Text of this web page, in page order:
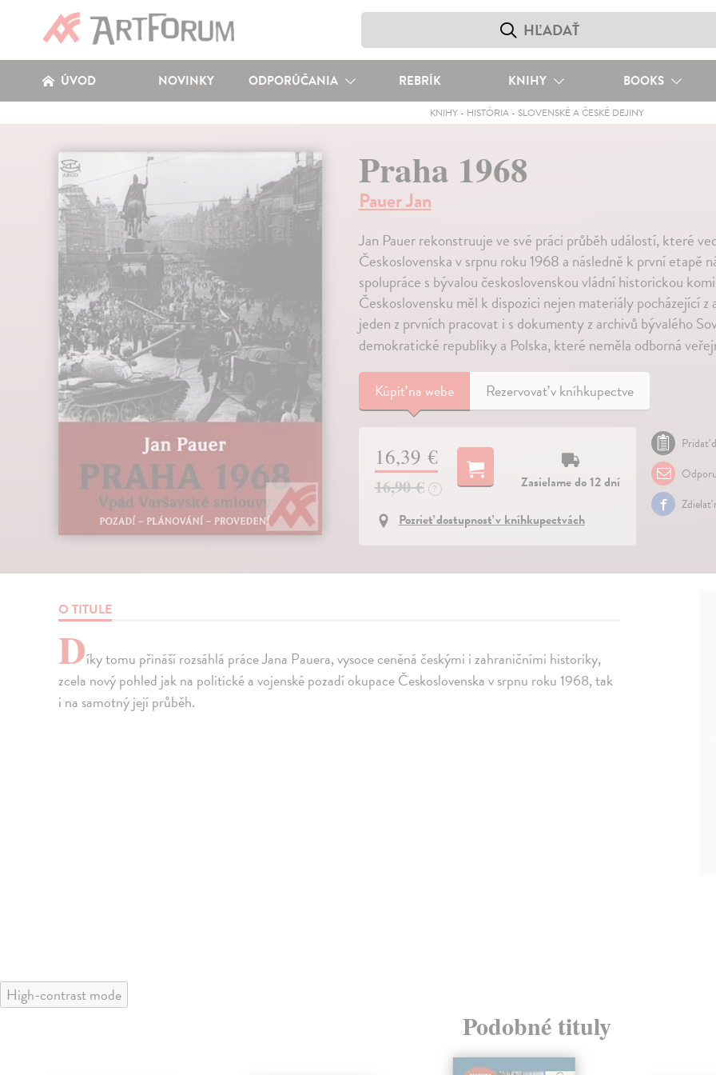
ÚVOD NOVINKY ODPORÚČANIA REBRÍK KNIHY BOOKS
KNIHY- HISTÓRIA- SLOVENSKÉ A ČESKÉ DEJINY
Praha 1968
Pauer Jan
Jan Pauer rekonstruuje ve své práci průběh událostí, které
Československa v srpnu roku 1968 a následně k první etapě
spolupráce s bývalou československou vládní historickou
Československu měl k dispozici nejen materiály pocházející
jeden z prvních pracovat i s dokumenty z archivů bývalého
demokratické republiky a Polska, které neměla odborná
Kúpiťna webe Rezervovať v kníhkupectve
16,39 €
16,90 € ?
Zasielame do 12 dní
Pozrieť dostupnosť v kníhkupectvách
Pridať
Zdielať
O TITULE
Díky tomu přináší rozsáhlá práce Jana Pauera, vysoce ceněná českými i zahraničními historiky,
zcela nový pohled jak na politické a vojenské pozadí okupace Československa v srpnu roku 1968, tak
i na samotný její průběh.
High-contrast mode
Podobné tituly